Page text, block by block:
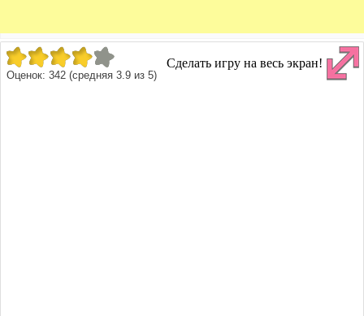
Оценок: 342 (средняя 3.9 из 5)
Сделать игру на весь экран!